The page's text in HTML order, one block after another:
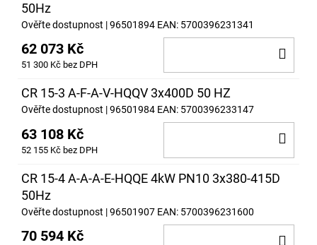
50Hz
Ověřte dostupnost | 96501894 EAN: 5700396231341
62 073 Kč
51 300 Kč bez DPH
CR 15-3 A-F-A-V-HQQV 3x400D 50 HZ
Ověřte dostupnost | 96501984 EAN: 5700396233147
63 108 Kč
52 155 Kč bez DPH
CR 15-4 A-A-A-E-HQQE 4kW PN10 3x380-415D
50Hz
Ověřte dostupnost | 96501907 EAN: 5700396231600
70 594 Kč